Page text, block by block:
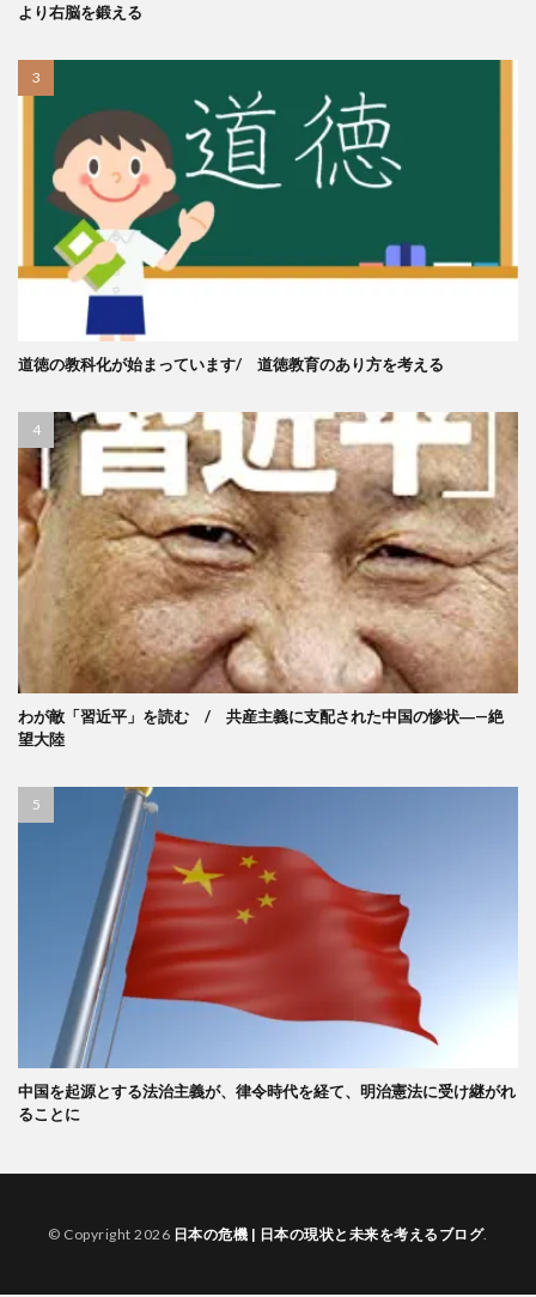
より右脳を鍛える
道徳の教科化が始まっています/ 道徳教育のあり方を考える
わが敵「習近平」を読む / 共産主義に支配された中国の惨状―—絶
望大陸
中国を起源とする法治主義が、律令時代を経て、明治憲法に受け継がれ
ることに
© Copyright 2026 日本の危機 | 日本の現状と未来を考えるブログ.